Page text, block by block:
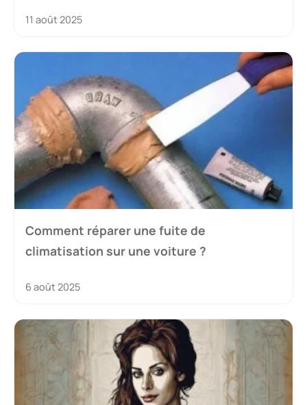
11 août 2025
Comment réparer une fuite de
climatisation sur une voiture ?
6 août 2025